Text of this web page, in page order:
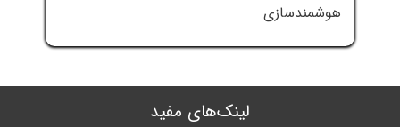
هوشمندسازی
لینک‌های مفید‌